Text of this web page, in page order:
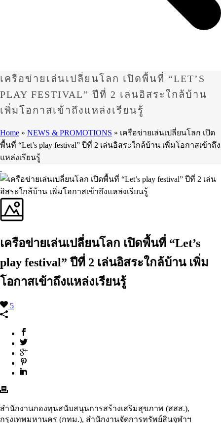
เครือข่ายเล่นเปลี่ยนโลก เปิดพื้นที่ “LET’S
PLAY FESTIVAL” ปีที่ 2 เล่นอิสระใกล้บ้าน
เพิ่มโอกาสเข้าถึงแหล่งเรียนรู้
Home » NEWS & PROMOTIONS » เครือข่ายเล่นเปลี่ยนโลก เปิด
พื้นที่ “Let’s play festival” ปีที่ 2 เล่นอิสระใกล้บ้าน เพิ่มโอกาสเข้าถึง
แหล่งเรียนรู้
เครือข่ายเล่นเปลี่ยนโลก เปิดพื้นที่ “Let’s
play festival” ปีที่ 2 เล่นอิสระใกล้บ้าน เพิ่ม
โอกาสเข้าถึงแหล่งเรียนรู้
5
สำนักงานกองทุนสนับสนุนการสร้างเสริมสุขภาพ (สสส.),
กรุงเทพมหานคร (กทม.), สำนักงานจัดการทรัพย์สินจุฬาฯ